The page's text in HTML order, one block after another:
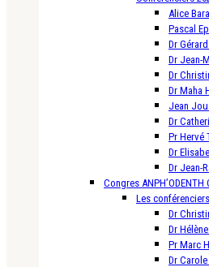
Alice
Pascal
Dr
Dr Jean-
Dr
Dr Maha
Jean
Dr
Pr Hervé
Dr
Dr Jean-
Congres ANPH’ODENTH
Les
Dr
Dr
Pr Marc
Dr